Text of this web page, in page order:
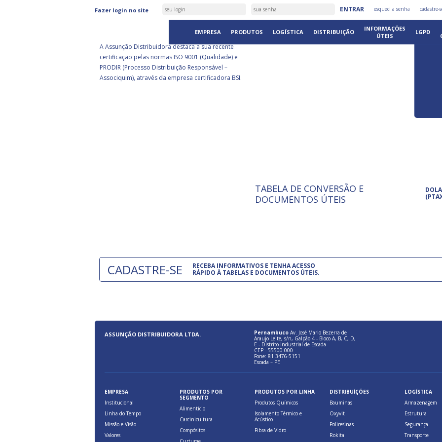
Fazer login no site ENTRAR esqueci a senha cadastre-
EMPRESA PRODUTOS LOGÍSTICA DISTRIBUIÇÃO
INFORMAÇÕES
ÚTEIS
LGPD
ASSUNÇÃO DISTRIBUIDORA É
CERTIFICADA PELA BSI
A Assunção Distribuidora destaca a sua recente
certificação pelas normas ISO 9001 (Qualidade) e
PRODIR (Processo Distribuição Responsável –
Associquim), através da empresa certificadora BSI.
ISO 9001: 2015
A International Organization for
Standardization é um conjunto de
TABELA DE CONVERSÃO E
DOCUMENTOS ÚTEIS
CADASTRE-SE
RECEBA INFORMATIVOS E TENHA ACESSO
RÁPIDO À TABELAS E DOCUMENTOS ÚTEIS.
ASSUNÇÃO DISTRIBUIDORA LTDA. Pernambuco Av. José Mario Bezerra de
Araujo Leite, s/n, Galpão 4 - Bloco A, B, C, D,
E - Distrito Industrial de Escada
CEP - 55500-000
Fone: 81 3476-5151
Escada – PE
EMPRESA
Institucional
Linha do Tempo
Missão e Visão
Valores
PRODUTOS POR
SEGMENTO
Alimentício
Carcinicultura
Compósitos
PRODUTOS POR LINHA
Produtos Químicos
Isolamento Térmico e
Acústico
Fibra de Vidro
DISTRIBUÍÇÕES
Bauminas
Oxyvit
Poliresinas
Rokita
LOGÍSTICA
Armazenagem
Estrutura
Segurança
Transporte